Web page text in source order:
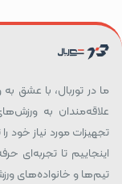
ما در توربال، با عشق
علاقه‌مندان به
تجهیزات مورد نیاز خود
اینجاییم تا تجربه‌ای
تیم‌ها و خانواده‌های